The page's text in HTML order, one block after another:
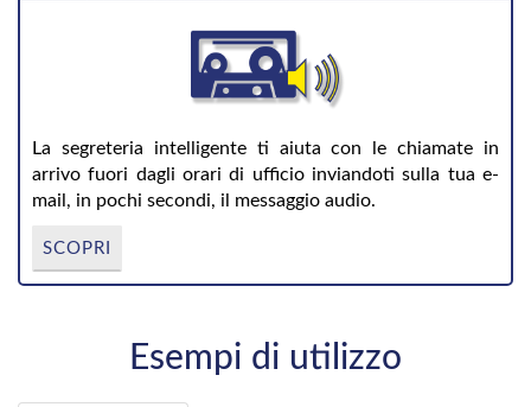
La segreteria intelligente ti aiuta con le chiamate in
arrivo fuori dagli orari di ufficio inviandoti sulla tua e-
mail, in pochi secondi, il messaggio audio.
SCOPRI
Esempi di utilizzo